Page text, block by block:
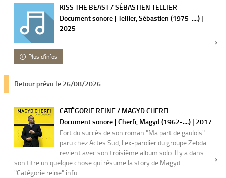
KISS THE BEAST / SÉBASTIEN TELLIER
Document sonore | Tellier, Sébastien (1975-....) |
2025
Plus d'infos
Retour prévu le 26/08/2026
CATÉGORIE REINE / MAGYD CHERFI
Document sonore | Cherfi, Magyd (1962-....) | 2017
Fort du succès de son roman "Ma part de gaulois"
paru chez Actes Sud, l'ex-parolier du groupe Zebda
revient avec son troisième album solo. Il y a dans
son titre un quelque chose qui résume la story de Magyd.
"Catégorie reine" infu...